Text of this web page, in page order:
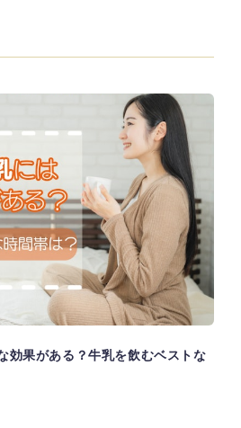
効果がある？牛乳を飲むベストな